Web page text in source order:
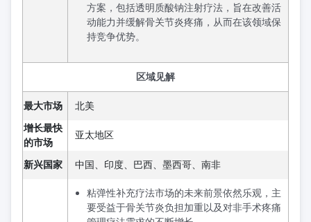
方案，包括透明质酸钠注射疗法，旨在改善活
动能力并缓解骨关节炎疼痛，从而在该领域保
持竞争优势。
区域见解
最大市场
北美
增长最快
的市场
亚太地区
新兴国家 中国、印度、巴西、墨西哥、南非
粘弹性补充疗法市场的未来前景依然乐观，主
要受益于骨关节炎负担加重以及对非手术疼痛